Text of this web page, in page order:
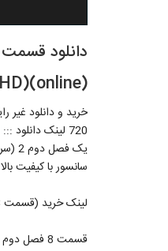
(online)(fullHD)
720 لینک دانلود :::
سانسور با کیفیت بالا 1080 و 720 و 480 قانونی و غیر رایگان از لینک زیر
لینک خرید (قسمت 8 فصل 2) ممنوعه قرارگرفت
قسمت 8 فصل دوم ممنوعه کیفیت 480 :::